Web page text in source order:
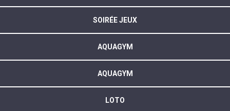
SOIRÉE JEUX
AQUAGYM
AQUAGYM
LOTO